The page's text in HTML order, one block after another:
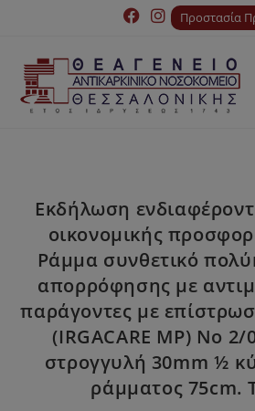
Προστασία
Εκδήλωση
οικονομικής
Ράμμα συνθετικό
απορρόφησης με
παράγοντες με
(IRGACARE MP) Νο
στρογγυλή 30mm ½
ράμματος 75cm.